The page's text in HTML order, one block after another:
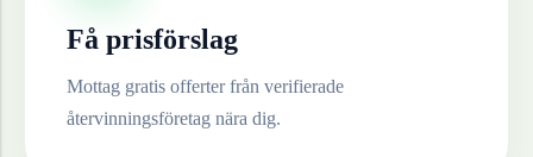
Få prisförslag
Mottag gratis offerter från verifierade
återvinningsföretag nära dig.